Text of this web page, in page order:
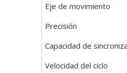
Eje de movimiento
Precisión
Capacidad de
Velocidad del ciclo